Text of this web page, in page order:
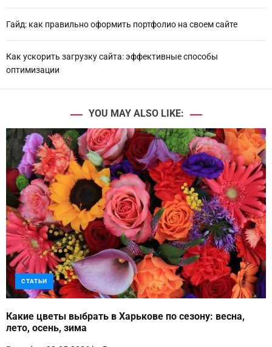
Гайд: как правильно оформить портфолио на своем сайте
Как ускорить загрузку сайта: эффективные способы
оптимизации
YOU MAY ALSO LIKE:
СТАТЬИ
Какие цветы выбрать в Харькове по сезону: весна,
лето, осень, зима